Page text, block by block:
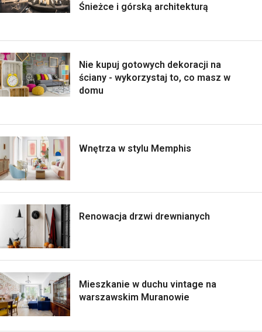
Śnieżce i górską architekturą
Nie kupuj gotowych dekoracji na
ściany - wykorzystaj to, co masz w
domu
Wnętrza w stylu Memphis
Renowacja drzwi drewnianych
Mieszkanie w duchu vintage na
warszawskim Muranowie